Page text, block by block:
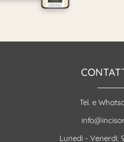
Tel. e
Lunedì - Venerdì: